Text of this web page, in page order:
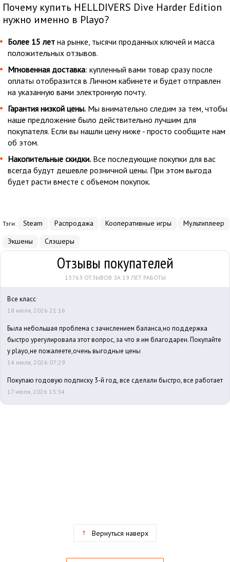
Почему купить HELLDIVERS Dive Harder Edition
нужно именно в Playo?
Более 15 лет на рынке, тысячи проданных ключей и масса
положительных отзывов.
Мгновенная доставка: купленный вами товар сразу после
оплаты отобразится в Личном кабинете и будет отправлен
на указанную вами электронную почту.
Гарантия низкой цены. Мы внимательно следим за тем, чтобы
наше предложение было действительно лучшим для
покупателя. Если вы нашли цену ниже - просто сообщите нам
об этом.
Накопительные скидки. Все последующие покупки для вас
всегда будут дешевле розничной цены. При этом выгода
будет расти вместе с объемом покупок.
Тэги: Steam Распродажа Кооперативные игры
Мультиплеер
Экшены
Слэшеры
Отзывы покупателей
13763 ОТЗЫВОВ ЗА 19 ЛЕТ РАБОТЫ
Все класс
18 июля, 2026 21:16
Была небольшая проблема с зачислением баланса,но поддержка
быстро урегулировала этот вопрос, за что я им благодарен. Покупайте
у playo,не пожалеете,очень выгодные цены
14 июля, 2026 07:29
Покупаю годовую подписку 3-й год, все сделали быстро, все работает
17 июля, 2026 13:34
Вернуться наверх